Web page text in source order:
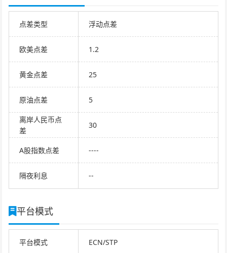
点差类型 浮动点差
欧美点差 1.2
黄金点差 25
原油点差 5
离岸人民币点
差
30
A股指数点差 ----
隔夜利息 --
平台模式
平台模式 ECN/STP